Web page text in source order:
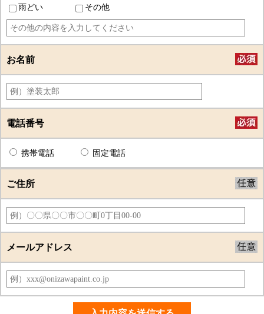
雨どい
その他
お名前
電話番号
携帯電話 固定電話
ご住所
メールアドレス